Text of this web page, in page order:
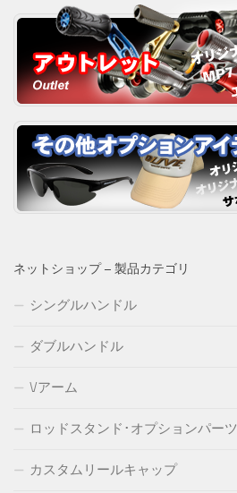
ネットショップ – 製品カテゴリ
シングルハンドル
ダブルハンドル
Vアーム
ロッドスタンド･オプションパーツ
カスタムリールキャップ